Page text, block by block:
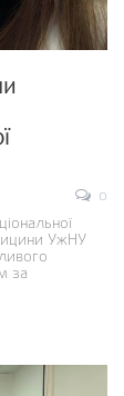
0
УжНУ
за